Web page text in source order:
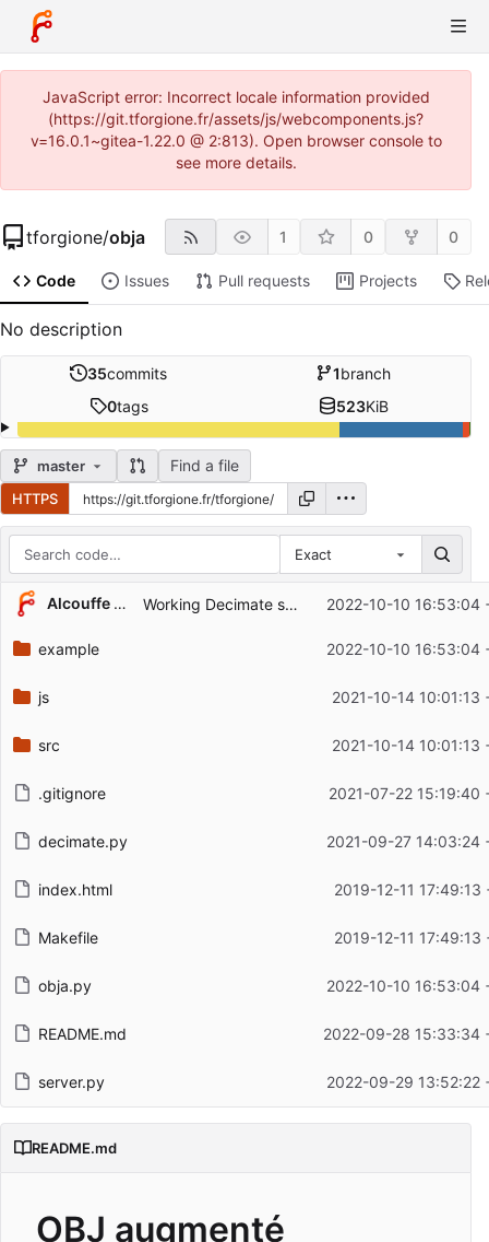
JavaScript error: Incorrect locale information provided
(https://git.tforgione.fr/assets/js/webcomponents.js?
v=16.0.1~gitea-1.22.0 @ 2:813). Open browser console to
see more details.
tforgione/obja 1 0 0
Code Issues Pull requests Projects
No description
35commits 1branch
0tags 523KiB
master Find a file
HTTPS
Exact
Repository files (latest commit first)
Filename
Latest commit message
Alcouffe Rémy Working Decimate script 2022-10-10 16:53:04
example 2022-10-10 16:53:04
js 2021-10-14 10:01:13
src 2021-10-14 10:01:13
.gitignore 2021-07-22 15:19:40
decimate.py 2021-09-27 14:03:24
index.html 2019-12-11 17:49:13
Makefile 2019-12-11 17:49:13
obja.py 2022-10-10 16:53:04
README.md 2022-09-28 15:33:34
server.py 2022-09-29 13:52:22
README.md
OBJ augmenté